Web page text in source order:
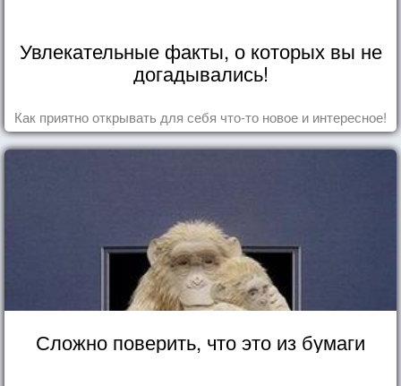
Увлекательные факты, о которых вы не
догадывались!
Как приятно открывать для себя что-то новое и интересное!
Сложно поверить, что это из бумаги